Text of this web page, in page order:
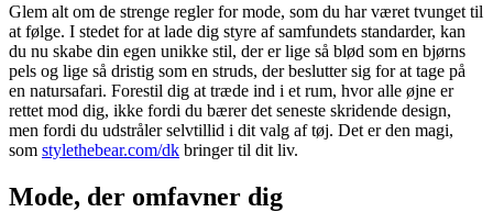
Glem alt om de strenge regler for mode, som du har været tvunget til
at følge. I stedet for at lade dig styre af samfundets standarder, kan
du nu skabe din egen unikke stil, der er lige så blød som en bjørns
pels og lige så dristig som en struds, der beslutter sig for at tage på
en natursafari. Forestil dig at træde ind i et rum, hvor alle øjne er
rettet mod dig, ikke fordi du bærer det seneste skridende design,
men fordi du udstråler selvtillid i dit valg af tøj. Det er den magi,
som stylethebear.com/dk bringer til dit liv.
Mode, der omfavner dig